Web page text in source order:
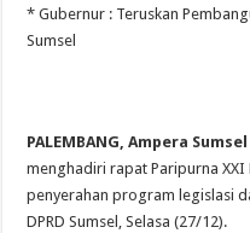
* Gubernur : Teruskan
Sumsel
PALEMBANG, Ampera Sumsel
menghadiri rapat Paripurna XXI
penyerahan program legislasi
DPRD Sumsel, Selasa (27/12).